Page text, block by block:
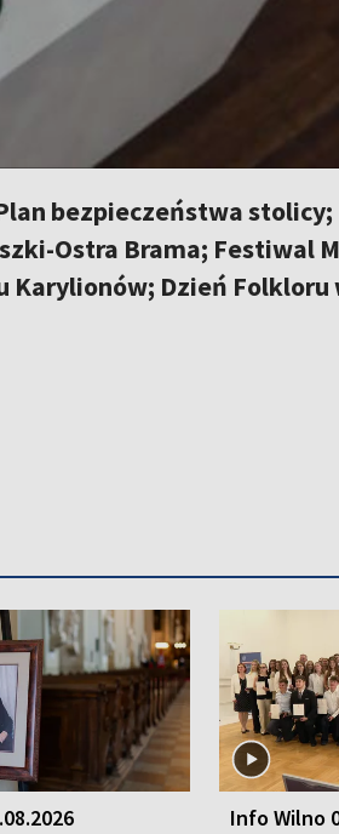
bezpieczeństwa
Ostra Brama; Festiwal
Dzień Folkloru
Info Wilno